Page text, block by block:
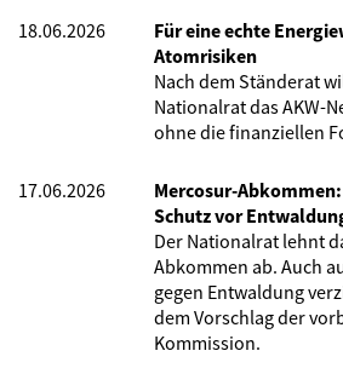
18.06.2026
Für eine echte
Atomrisiken
Nach dem Ständerat
Nationalrat das AKW-
ohne die finanziellen
17.06.2026
Mercosur-
Schutz vor
Der Nationalrat lehnt
Abkommen ab. Auch
gegen Entwaldung
dem Vorschlag der
Kommission.